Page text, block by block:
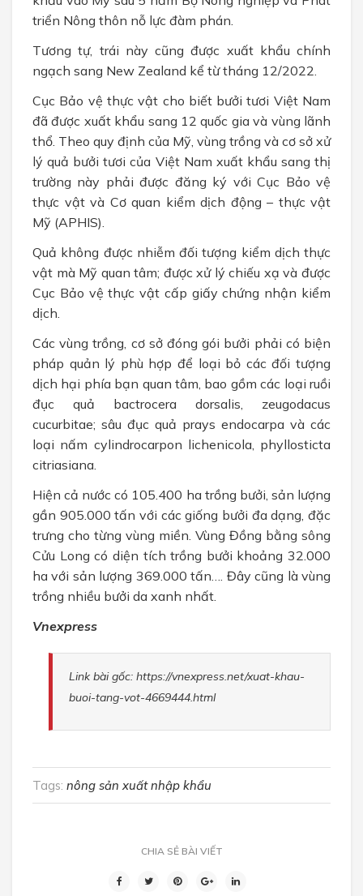
triển Nông thôn nỗ lực đàm phán.
Tương tự, trái này cũng được xuất khẩu chính
ngạch sang New Zealand kể từ tháng 12/2022.
Cục Bảo vệ thực vật cho biết bưởi tươi Việt Nam
đã được xuất khẩu sang 12 quốc gia và vùng lãnh
thổ. Theo quy định của Mỹ, vùng trồng và cơ sở xử
lý quả bưởi tươi của Việt Nam xuất khẩu sang thị
trường này phải được đăng ký với Cục Bảo vệ
thực vật và Cơ quan kiểm dịch động – thực vật
Mỹ (APHIS).
Quả không được nhiễm đối tượng kiểm dịch thực
vật mà Mỹ quan tâm; được xử lý chiếu xạ và được
Cục Bảo vệ thực vật cấp giấy chứng nhận kiểm
dịch.
Các vùng trồng, cơ sở đóng gói bưởi phải có biện
pháp quản lý phù hợp để loại bỏ các đối tượng
dịch hại phía bạn quan tâm, bao gồm các loại ruồi
đục quả bactrocera dorsalis, zeugodacus
cucurbitae; sâu đục quả prays endocarpa và các
loại nấm cylindrocarpon lichenicola, phyllosticta
citriasiana.
Hiện cả nước có 105.400 ha trồng bưởi, sản lượng
gần 905.000 tấn với các giống bưởi đa dạng, đặc
trưng cho từng vùng miền. Vùng Đồng bằng sông
Cửu Long có diện tích trồng bưởi khoảng 32.000
ha với sản lượng 369.000 tấn…. Đây cũng là vùng
trồng nhiều bưởi da xanh nhất.
Vnexpress
Link bài gốc: https://vnexpress.net/xuat-khau-
buoi-tang-vot-4669444.html
Tags: nông sản xuất nhập khẩu
CHIA SẺ BÀI VIẾT